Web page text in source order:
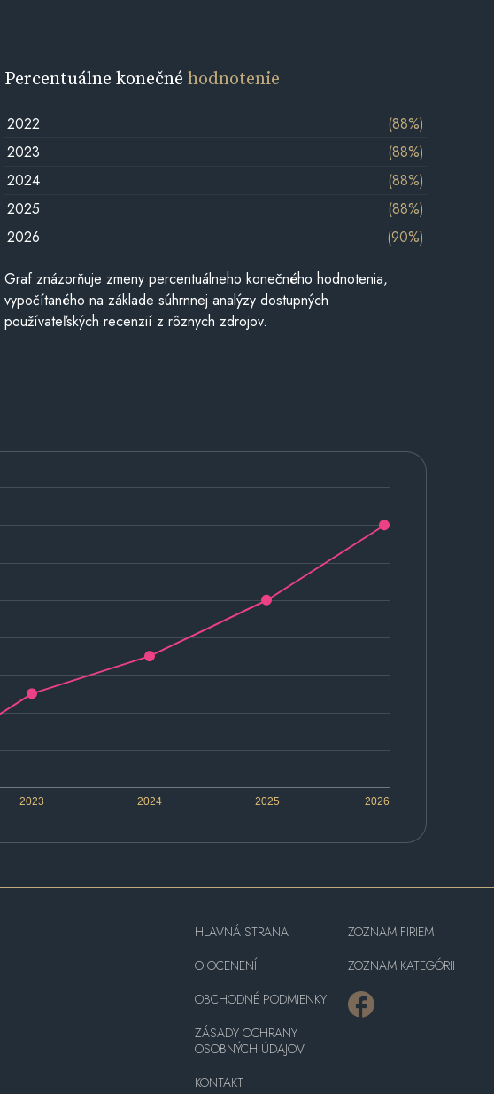
Percentuálne konečnéhodnotenie
2022
(88%)
2023
(88%)
2024
(88%)
2025
(88%)
2026
(90%)
Graf znázorňuje zmeny percentuálneho konečného hodnotenia,
vypočítaného na základe súhrnnej analýzy dostupných
používateľských recenzií z rôznych zdrojov.
2023 2024 2025 2026
HLAVNÁ STRANA
O OCENENÍ
OBCHODNÉ PODMIENKY
ZÁSADY OCHRANY
OSOBNÝCH ÚDAJOV
KONTAKT
ZOZNAM FIRIEM
ZOZNAM KATEGÓRII